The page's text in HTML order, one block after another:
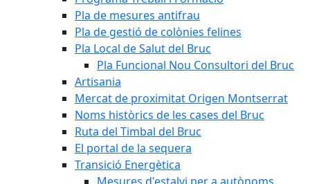
Pla de mesures antifrau
Pla de gestió de colònies felines
Pla Local de Salut del Bruc
Pla Funcional Nou Consultori del Bruc
Artisania
Mercat de proximitat Origen Montserrat
Noms històrics de les cases del Bruc
Ruta del Timbal del Bruc
El portal de la sequera
Transició Energètica